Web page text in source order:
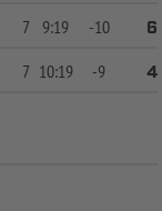
7 9:19 -10
6
7 10:19 -9 4